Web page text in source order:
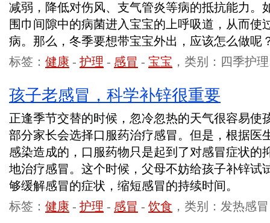
减弱，降低对伤风、支气管炎等病的抵抗能力。
围巾间隙中的病菌进入宝宝的上呼吸道，从而使
病。那么，冬季要想带宝宝外出，应该怎么做呢
标签： 健康 - 护理 - 感冒 - 宝宝 ，类别：四季护理
孩子老感冒，科学补锌很重要
正逢季节交替的时候，忽冷忽热的天气很容易使
部分家长会选择口服药治疗感冒。但是，根据医
感染造成的，口服药物只是起到了对感冒症状的
地治疗感冒。这个时候，父母不妨给孩子补锌试
够缓解感冒的症状，缩短感冒的持续时间。
标签： 健康 - 护理 - 感冒 - 饮食 ，类别：发热感冒